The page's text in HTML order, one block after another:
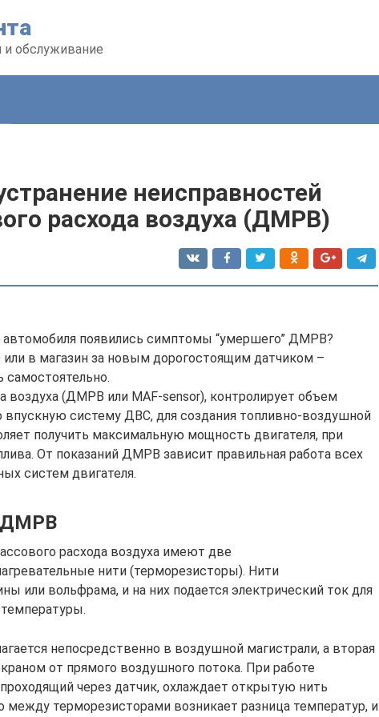
и обслуживание
неисправностей
расхода воздуха (ДМРВ)
автомобиля появились симптомы “умершего” ДМРВ?
в магазин за новым дорогостоящим датчиком –
самостоятельно.
воздуха (ДМРВ или MAF-sensor), контролирует объем
впускную систему ДВС, для создания топливно-воздушной
получить максимальную мощность двигателя, при
От показаний ДМРВ зависит правильная работа всех
систем двигателя.
ДМРВ
расхода воздуха имеют две
нити (терморезисторы). Нити
или вольфрама, и на них подается электрический ток для
непосредственно в воздушной магистрали, а вторая
от прямого воздушного потока. При работе
через датчик, охлаждает открытую нить
между терморезисторами возникает разница температур, и